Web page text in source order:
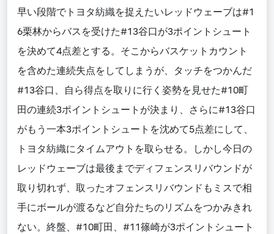
早い段階でトヨタ紡織を捉えたいレッドウェーブは#1
6栗林からバスを受けた#13谷口が3ポイントシュート
を決めて4点差とする。そこからバスケットカウント
を含めた連続失点をしてしまうが、タッチをつかんだ
#13谷口、自ら得点を取りに行く姿勢を見せた#10町
田の連続3ポイントシュートが決まり、さらに#13谷口
がもう一本3ポイントシュートを沈めて5点差にして、
トヨタ紡織にタイムアウトを取らせる。しかし今日の
レッドウェーブは最後までディフェンスリバウンドが
取り切れず、取ったオフェンスリバウンドもミスで相
手にボールが渡るなど自分たちのリズムをつかみきれ
ない。終盤、#10町田、#11篠崎が3ポイントシュート